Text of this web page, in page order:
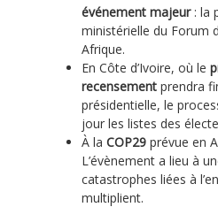
événement majeur: la
ministérielle du Forum
Afrique.
En Côte d’Ivoire, où le
recensement prendra
présidentielle, le
jour les listes des
À la COP29 prévue en
L’évènement a lieu à
catastrophes liées à
multiplient.